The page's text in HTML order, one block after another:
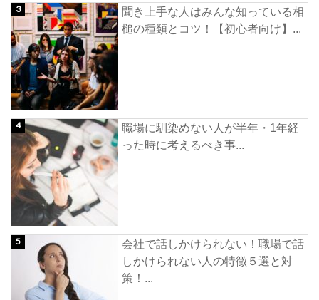
聞き上手な人はみんな知っている相
槌の種類とコツ！【初心者向け】...
職場に馴染めない人が半年・1年経
った時に考えるべき事...
会社で話しかけられない！職場で話
しかけられない人の特徴５選と対
策！...